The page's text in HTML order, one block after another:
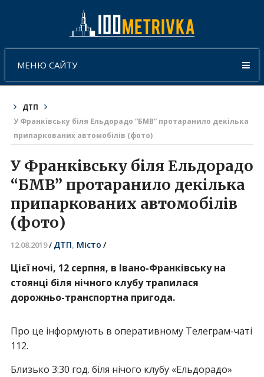
МЕНЮ САЙТУ
ДТП
У Франківську біля Ельдорадо “БМВ” протаранило декілька
припаркованих автомобілів (фото)
У Франківську біля Ельдорадо
“БМВ” протаранило декілька
припаркованих автомобілів
(фото)
12.08.2019/ ДТП, Місто /
Цієї ночі, 12 серпня, в Івано-Франківську на
стоянці біля нічного клубу трапилася
дорожньо-транспортна пригода.
Про це інформують в оперативному Телеграм-чаті
112.
Близько 3:30 год. біля нічого клубу «Ельдорадо»